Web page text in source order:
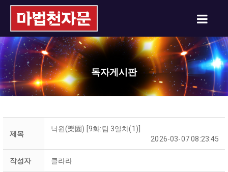
독자게시판
제목
낙원(樂園) [9화:팀 3일차(1)]
2026-03-07 08:23:45
작성자 클라라